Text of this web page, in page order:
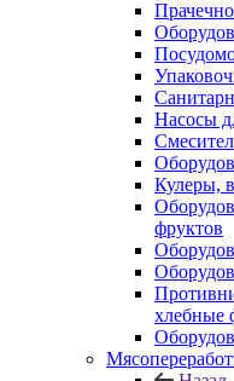
Насосы
Кулеры,
фруктов
хлебные